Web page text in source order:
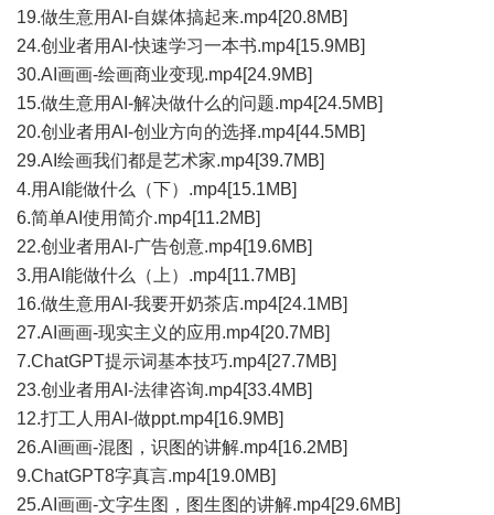
19.做生意用AI-自媒体搞起来.mp4[20.8MB]
24.创业者用AI-快速学习一本书.mp4[15.9MB]
30.AI画画-绘画商业变现.mp4[24.9MB]
15.做生意用AI-解决做什么的问题.mp4[24.5MB]
20.创业者用AI-创业方向的选择.mp4[44.5MB]
29.AI绘画我们都是艺术家.mp4[39.7MB]
4.用AI能做什么（下）.mp4[15.1MB]
6.简单AI使用简介.mp4[11.2MB]
22.创业者用AI-广告创意.mp4[19.6MB]
3.用AI能做什么（上）.mp4[11.7MB]
16.做生意用AI-我要开奶茶店.mp4[24.1MB]
27.AI画画-现实主义的应用.mp4[20.7MB]
7.ChatGPT提示词基本技巧.mp4[27.7MB]
23.创业者用AI-法律咨询.mp4[33.4MB]
12.打工人用AI-做ppt.mp4[16.9MB]
26.AI画画-混图，识图的讲解.mp4[16.2MB]
9.ChatGPT8字真言.mp4[19.0MB]
25.AI画画-文字生图，图生图的讲解.mp4[29.6MB]